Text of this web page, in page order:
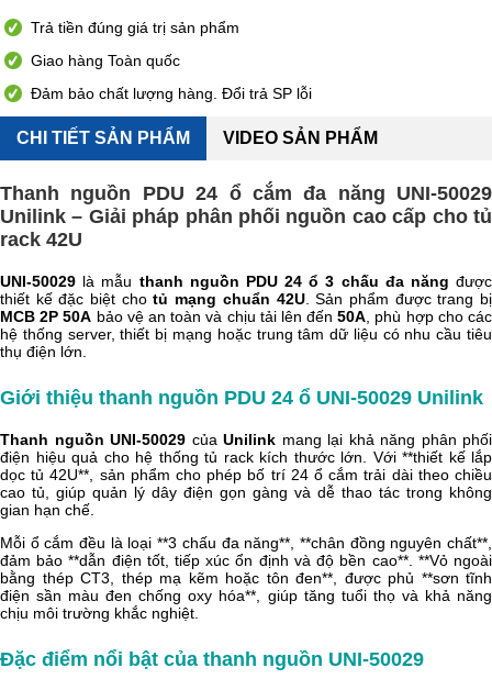
Trả tiền đúng giá trị sản phẩm
Giao hàng Toàn quốc
Đảm bảo chất lượng hàng. Đổi trả SP lỗi
CHI TIẾT SẢN PHẨM VIDEO SẢN PHẨM
Thanh nguồn PDU 24 ổ cắm đa năng UNI-50029
Unilink – Giải pháp phân phối nguồn cao cấp cho tủ
rack 42U
UNI-50029 là mẫu thanh nguồn PDU 24 ổ 3 chấu đa năng được
thiết kế đặc biệt chotủ mạng chuẩn 42U. Sản phẩm được trang bị
MCB 2P 50A bảo vệ an toàn và chịu tải lên đến50A , phù hợp cho các
hệ thống server, thiết bị mạng hoặc trung tâm dữ liệu có nhu cầu tiêu
thụ điện lớn.
Giới thiệu thanh nguồn PDU 24 ổ UNI-50029 Unilink
Thanh nguồn UNI-50029 của Unilink mang lại khả năng phân phối
điện hiệu quả cho hệ thống tủ rack kích thước lớn. Với **thiết kế lắp
dọc tủ 42U**, sản phẩm cho phép bố trí 24 ổ cắm trải dài theo chiều
cao tủ, giúp quản lý dây điện gọn gàng và dễ thao tác trong không
gian hạn chế.
Mỗi ổ cắm đều là loại **3 chấu đa năng**, **chân đồng nguyên chất**,
đảm bảo **dẫn điện tốt, tiếp xúc ổn định và độ bền cao**. **Vỏ ngoài
bằng thép CT3, thép mạ kẽm hoặc tôn đen**, được phủ **sơn tĩnh
điện sần màu đen chống oxy hóa**, giúp tăng tuổi thọ và khả năng
chịu môi trường khắc nghiệt.
Đặc điểm nổi bật của thanh nguồn UNI-50029